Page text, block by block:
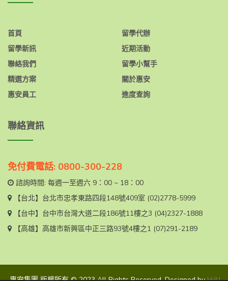
首頁
留學新訊
聯絡我們
精選方案
惠安員工
留學代辦
近期活動
留學小幫手
關於惠安
進度查詢
聯絡資訊
免付費電話: 0800-300-228
諮詢時間: 每週一至週六 9：00 ~ 18：00
【台北】 台北市忠孝東路四段148號409室 (02)2778-5999
【台中】 台中市台灣大道二段186號11樓之3 (04)2327-1888
【高雄】 高雄市新興區中正三路93號4樓之1 (07)291-2189